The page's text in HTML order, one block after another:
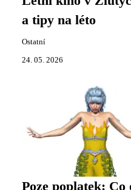
a tipy na léto
Ostatní
24. 05. 2026
Poze poplatek: Co